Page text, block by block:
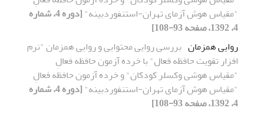
"مقیاس هوش آزمای تهران-استنفوردبینه"
[دوره 4، شماره
4، 1392، صفحه 93-108]
روایی همزمان بررسی روایی محتوایی و روایی همزمان "نرم
افزار تقویت حافظه فعال" با خرده آزمون حافظه فعالِ
"مقیاس هوشی وکسلر کودکان" و خرده آزمون‌ حافظه فعالِ
"مقیاس هوش آزمای تهران-استنفوردبینه"
[دوره 4، شماره
4، 1392، صفحه 93-108]